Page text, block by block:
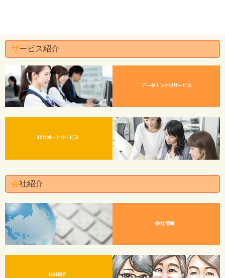
サービス紹介
会社紹介